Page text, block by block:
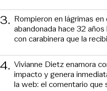
3. Rompieron en lágrimas en
abandonada hace 32
con carabinera que la
4. Vivianne Dietz enamora
impacto y genera
la web: el comentario que